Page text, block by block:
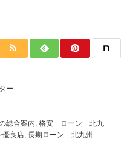
ー
総合案内, 格安 ローン 北九
優良店, 長期ローン 北九州